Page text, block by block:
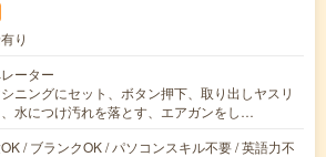
り
ーター
ニングにセット、ボタン押下、取り出しヤスリ
水につけ汚れを落とす、エアガンをし…
/ ブランクOK / パソコンスキル不要 / 英語力不